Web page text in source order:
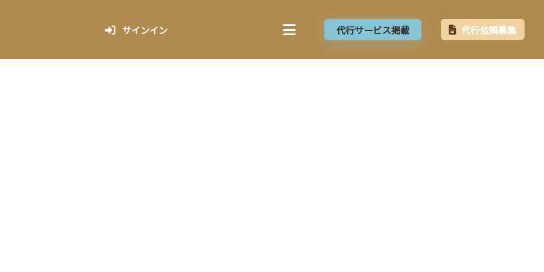
サインイン 代行サービス掲載 代行依頼募集